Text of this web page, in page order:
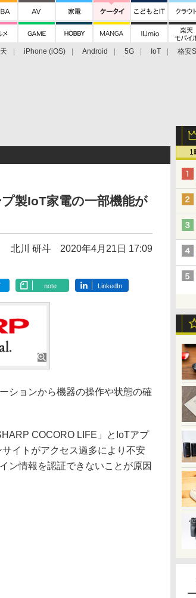
iPhone (iOS) Android 5G IoT
格安
1
製IoT家電の一部機能が
北川 研斗 2020年4月21日 17:09
note LinkedIn
ションから機器の操作や状態の確
COCORO LIFE」とIoTアプ
イトがアクセス過多により不安
ン情報を認証できないことが原因